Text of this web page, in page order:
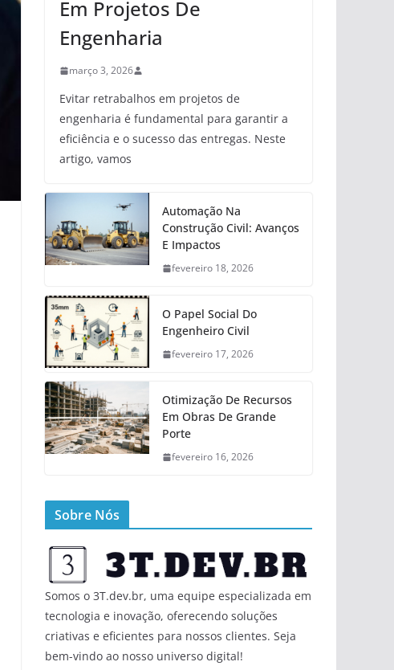
Em Projetos De
Engenharia
março 3, 2026
Evitar retrabalhos em projetos de
engenharia é fundamental para garantir a
eficiência e o sucesso das entregas. Neste
artigo, vamos
Automação Na
Construção Civil: Avanços
E Impactos
fevereiro 18, 2026
O Papel Social Do
Engenheiro Civil
fevereiro 17, 2026
Otimização De Recursos
Em Obras De Grande
Porte
fevereiro 16, 2026
Sobre Nós
Somos o 3T.dev.br, uma equipe especializada em
tecnologia e inovação, oferecendo soluções
criativas e eficientes para nossos clientes. Seja
bem-vindo ao nosso universo digital!